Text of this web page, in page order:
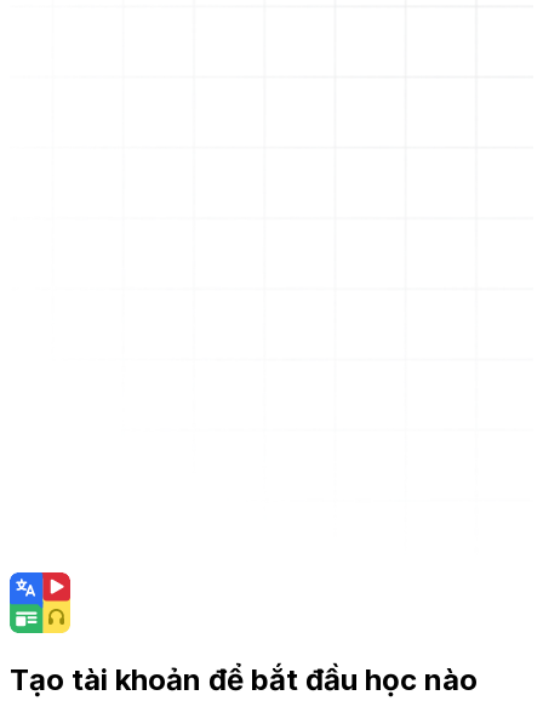
Tạo tài khoản để bắt đầu học nào